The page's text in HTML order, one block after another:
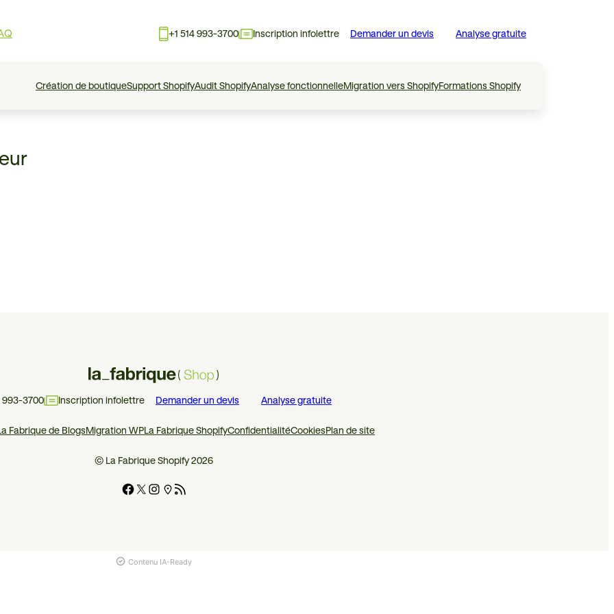
+1 514 993-3700 Inscription infolettre Demander un devis Analyse gratuite
Création de boutiqueSupport ShopifyAudit ShopifyAnalyse fonctionnelleMigration vers ShopifyFormations Shopify
993-3700 Inscription infolettre Demander un devis Analyse gratuite
Fabrique de BlogsMigration WPLa Fabrique ShopifyConfidentialitéCookiesPlan de site
© La Fabrique Shopify 2026
Contenu IA-Ready